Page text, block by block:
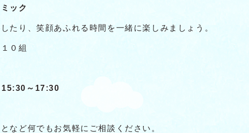
ック
たり、笑顔あふれる時間を一緒に楽しみましょう。
０組
15:30～17:30
など何でもお気軽にご相談ください。